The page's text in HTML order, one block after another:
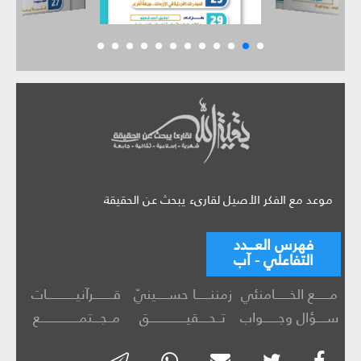
موعد مع الفكر الأصيل لقارىء يبحث عن الحقيقة
فهرس العـــدد
التفاعلي - آب
مــــــع الخــــــامنئي زمننــــــا حســـــينيّ
قــــــــرآنيــــــــــــات
ســــؤال وجــــــواب
تــحــــقيـــــــــــــــق مــجـــتمــــــــــــــــع